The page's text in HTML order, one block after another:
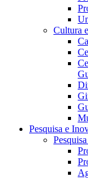
Cultura
Pesquisa e